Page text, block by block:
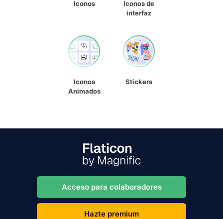
Iconos
Iconos de
interfaz
Iconos
Animados
Stickers
Acceso para colaboradores
Hazte premium